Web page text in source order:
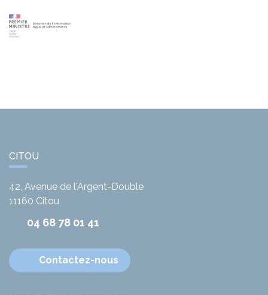
CITOU
42, Avenue de l'Argent-Double
11160 Citou
04 68 78 01 41
Contactez-nous